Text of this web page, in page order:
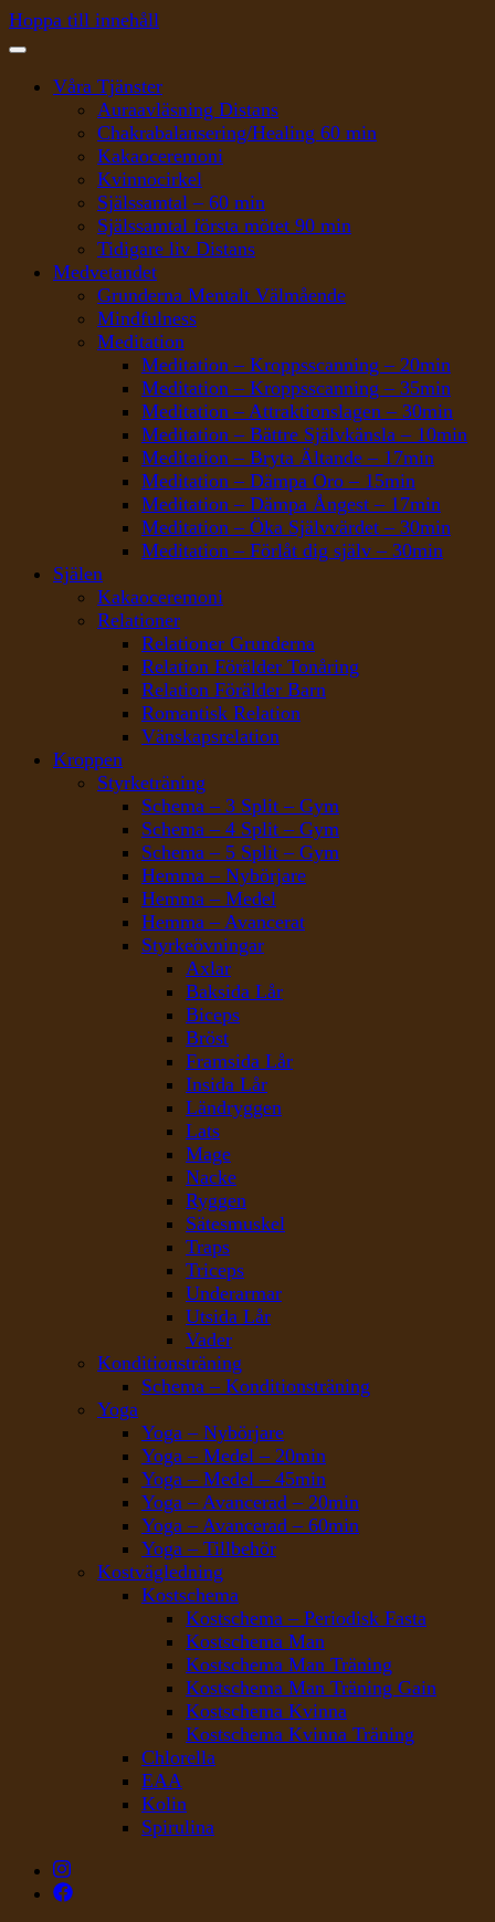
Hoppa till innehåll
Våra Tjänster
Auraavläsning Distans
Chakrabalansering/Healing 60 min
Kakaoceremoni
Kvinnocirkel
Själssamtal – 60 min
Själssamtal första mötet 90 min
Tidigare liv Distans
Medvetandet
Grunderna Mentalt Välmående
Mindfulness
Meditation
Meditation – Kroppsscanning – 20min
Meditation – Kroppsscanning – 35min
Meditation – Attraktionslagen – 30min
Meditation – Bättre Självkänsla – 10min
Meditation – Bryta Ältande – 17min
Meditation – Dämpa Oro – 15min
Meditation – Dämpa Ångest – 17min
Meditation – Öka Självvärdet – 30min
Meditation – Förlåt dig själv – 30min
Själen
Kakaoceremoni
Relationer
Relationer Grunderna
Relation Förälder Tonåring
Relation Förälder Barn
Romantisk Relation
Vänskapsrelation
Kroppen
Styrketräning
Schema – 3 Split – Gym
Schema – 4 Split – Gym
Schema – 5 Split – Gym
Hemma – Nybörjare
Hemma – Medel
Hemma – Avancerat
Styrkeövningar
Axlar
Baksida Lår
Biceps
Bröst
Framsida Lår
Insida Lår
Ländryggen
Lats
Mage
Nacke
Ryggen
Sätesmuskel
Traps
Triceps
Underarmar
Utsida Lår
Vader
Konditionsträning
Schema – Konditionsträning
Yoga
Yoga – Nybörjare
Yoga – Medel – 20min
Yoga – Medel – 45min
Yoga – Avancerad – 20min
Yoga – Avancerad – 60min
Yoga – Tillbehör
Kostvägledning
Kostschema
Kostschema – Periodisk Fasta
Kostschema Man
Kostschema Man Träning
Kostschema Man Träning Gain
Kostschema Kvinna
Kostschema Kvinna Träning
Chlorella
EAA
Kolin
Spirulina